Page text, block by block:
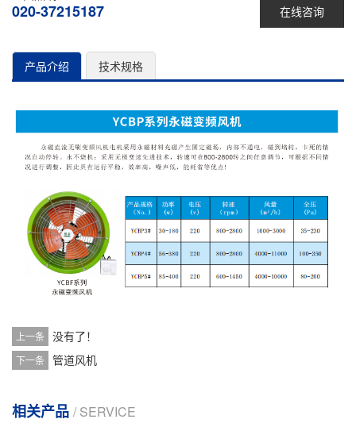
在线咨询
020-37215187
产品介绍 技术规格
上一条 没有了！
下一条 管道风机
相关产品 / SERVICE